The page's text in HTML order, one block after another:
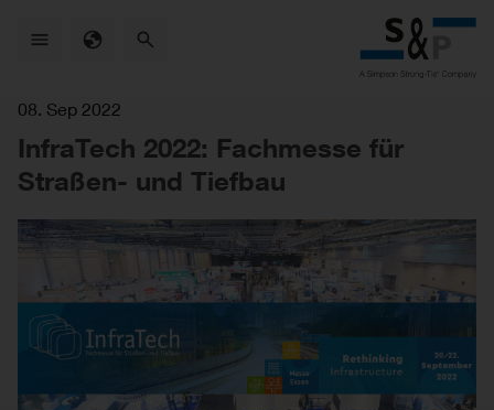
08. Sep 2022
InfraTech 2022: Fachmesse für
Straßen- und Tiefbau